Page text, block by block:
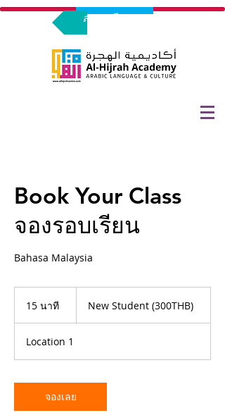
ลงทะเบียนทดลองร่วมเรียน
Book Your Class
จองรอบเรียน
Bahasa Malaysia
15 นาที
า
ที
(300THB)
New Student (300THB)
Location 1
จองเลย